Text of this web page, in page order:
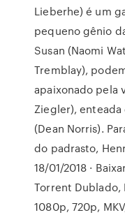
Lieberhe) é um
pequeno gênio
Susan (Naomi
Tremblay),
apaixonado pela
Ziegler),
(Dean Norris).
do padrasto,
18/01/2018 ·
Torrent Dublado,
1080p, 720p,